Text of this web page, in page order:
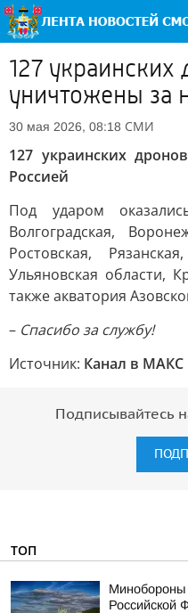
127 украинских
уничтожены за
30 мая 2026, 08:18 СМИ
127 украинских
Россией
Под ударом
Волгоградская,
Ростовская,
Ульяновская области,
также акватория
– Спасибо за службу!
Источник: Канал в МАКС
Подписывайтесь
ТОП
Российской